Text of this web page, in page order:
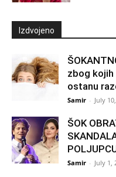
Izdvojeno
zbog
ostanu
Samir - July
ŠOK
Samir - July 1,